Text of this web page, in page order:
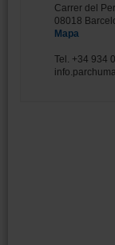
Carrer del
08018
Mapa
Tel. +34 934